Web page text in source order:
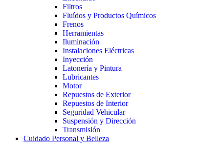
Filtros
Fluídos y Productos Químicos
Frenos
Herramientas
Iluminación
Instalaciones Eléctricas
Inyección
Latonería y Pintura
Lubricantes
Motor
Repuestos de Exterior
Repuestos de Interior
Seguridad Vehicular
Suspensión y Dirección
Transmisión
Cuidado Personal y Belleza